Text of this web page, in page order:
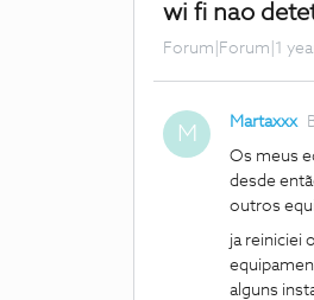
wi fi nao
Forum|Forum|1
M Martaxxx
Os meus
desde
outros
ja reiniciei
alguns